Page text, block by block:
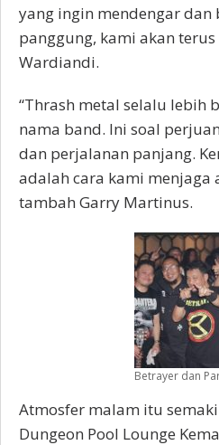
yang ingin mendengar
panggung, kami akan
Wardiandi.
“Thrash metal selalu lebih
nama band. Ini soal
dan perjalanan panjang.
adalah cara kami menjaga
tambah Garry Martinus.
Betrayer dan
Atmosfer malam itu
Dungeon Pool Lounge